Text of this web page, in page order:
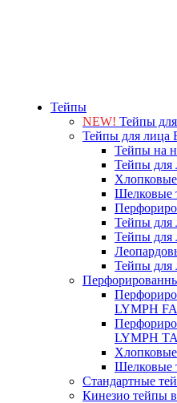
Тейпы
NEW! Тейпы
Тейпы для
Тейпы на
Тейпы для
Шелковые
Тейпы для
Тейпы для
Тейпы для
LYMPH
LYMPH
Шелковые
Стандартные
Кинезио тейпы